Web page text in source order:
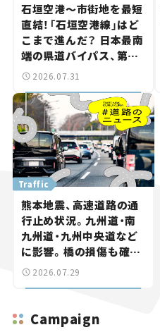
石垣空港～市街地を最短
直結！「石垣空港線」はど
こまで進んだ？ 日本最南
端の県道バイパス、第2
工区も延伸開通 【いま気
2026.07.31
Traffic
熊本地震、高速道路の通
行止め状況。九州道・南
九州道・九州中央道など
に影響。橋の損傷も確認
【道路のニュース】
2026.07.29
Campaign